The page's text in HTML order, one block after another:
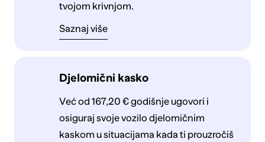
tvojom krivnjom.
Saznaj više
Djelomični kasko
Već od 167,20 € godišnje ugovori i
osiguraj svoje vozilo djelomičnim
kaskom u situacijama kada ti prouzročiš